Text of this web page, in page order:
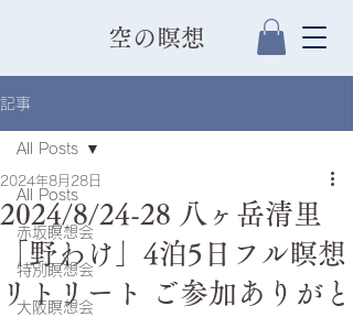
​空の瞑想
記事
All Posts
赤坂瞑想会
特別瞑想会
大阪瞑想会
All Posts
2024/8/24-28 八ヶ岳清里
「野わけ」4泊5日フル瞑想
リトリート ご参加ありがと
2024年8月28日